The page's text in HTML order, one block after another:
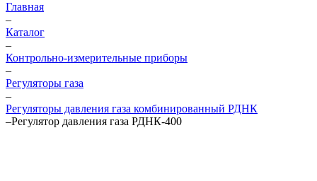
Главная
–
Каталог
–
Контрольно-измерительные приборы
–
Регуляторы газа
–
Регуляторы давления газа комбинированный РДНК
–Регулятор давления газа РДНК-400